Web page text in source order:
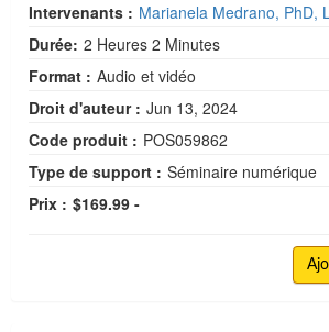
Intervenants : Marianela Medrano, PhD,
Durée: 2 Heures 2 Minutes
Format : Audio et vidéo
Droit d'auteur : Jun 13, 2024
Code produit : POS059862
Type de support : Séminaire numérique
Prix : $169.99 -